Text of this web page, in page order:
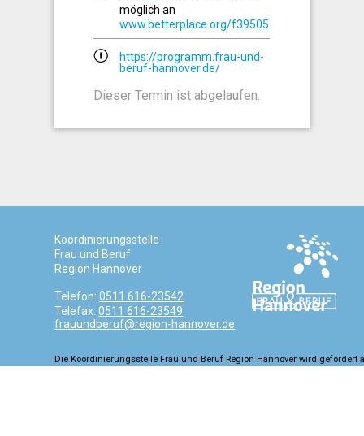
möglich an
www.betterplace.org/f39505
https://programm.frau-und-
beruf-hannover.de/
Dieser Termin ist abgelaufen.
Koordinierungsstelle
Frau und Beruf
Region Hannover
Telefon:0511 616-23542
Telefax:0511 616-23549
frauundberuf@region-hannover.de
Die Koordinierungsstelle Frau und Beruf Region Hannover wird gefördert